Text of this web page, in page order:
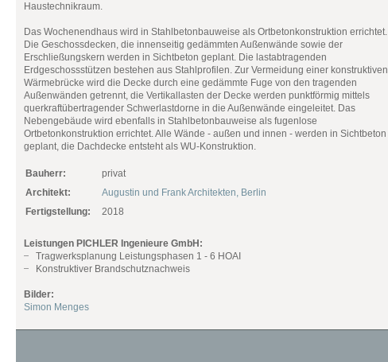
Haustechnikraum.
Das Wochenendhaus wird in Stahlbetonbauweise als Ortbetonkonstruktion errichtet.
Die Geschossdecken, die innenseitig gedämmten Außenwände sowie der
Erschließungskern werden in Sichtbeton geplant. Die lastabtragenden
Erdgeschossstützen bestehen aus Stahlprofilen. Zur Vermeidung einer konstruktiven
Wärmebrücke wird die Decke durch eine gedämmte Fuge von den tragenden
Außenwänden getrennt, die Vertikallasten der Decke werden punktförmig mittels
querkraftübertragender Schwerlastdorne in die Außenwände eingeleitet. Das
Nebengebäude wird ebenfalls in Stahlbetonbauweise als fugenlose
Ortbetonkonstruktion errichtet. Alle Wände - außen und innen - werden in Sichtbeton
geplant, die Dachdecke entsteht als WU-Konstruktion.
Bauherr:
privat
Architekt:
Augustin und Frank Architekten, Berlin
Fertigstellung:
2018
Leistungen PICHLER Ingenieure GmbH:
Tragwerksplanung Leistungsphasen 1 - 6 HOAI
Konstruktiver Brandschutznachweis
Bilder:
Simon Menges